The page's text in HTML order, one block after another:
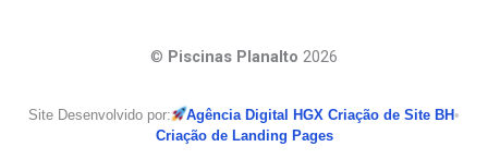
© Piscinas Planalto 2026
Site Desenvolvido por: Agência Digital HGX Criação de Site BH•
Criação de Landing Pages